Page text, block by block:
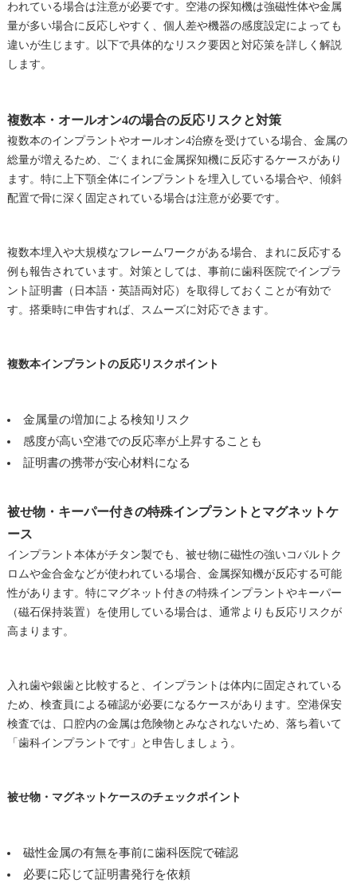
われている場合は注意が必要です。空港の探知機は強磁性体や金属
量が多い場合に反応しやすく、個人差や機器の感度設定によっても
違いが生じます。以下で具体的なリスク要因と対応策を詳しく解説
します。
複数本・オールオン4の場合の反応リスクと対策
複数本のインプラントやオールオン4治療を受けている場合、金属の
総量が増えるため、ごくまれに金属探知機に反応するケースがあり
ます。特に上下顎全体にインプラントを埋入している場合や、傾斜
配置で骨に深く固定されている場合は注意が必要です。
複数本埋入や大規模なフレームワークがある場合、まれに反応する
例も報告されています。対策としては、事前に歯科医院でインプラ
ント証明書（日本語・英語両対応）を取得しておくことが有効で
す。搭乗時に申告すれば、スムーズに対応できます。
複数本インプラントの反応リスクポイント
金属量の増加による検知リスク
感度が高い空港での反応率が上昇することも
証明書の携帯が安心材料になる
被せ物・キーパー付きの特殊インプラントとマグネットケ
ース
インプラント本体がチタン製でも、被せ物に磁性の強いコバルトク
ロムや金合金などが使われている場合、金属探知機が反応する可能
性があります。特にマグネット付きの特殊インプラントやキーパー
（磁石保持装置）を使用している場合は、通常よりも反応リスクが
高まります。
入れ歯や銀歯と比較すると、インプラントは体内に固定されている
ため、検査員による確認が必要になるケースがあります。空港保安
検査では、口腔内の金属は危険物とみなされないため、落ち着いて
「歯科インプラントです」と申告しましょう。
被せ物・マグネットケースのチェックポイント
磁性金属の有無を事前に歯科医院で確認
必要に応じて証明書発行を依頼